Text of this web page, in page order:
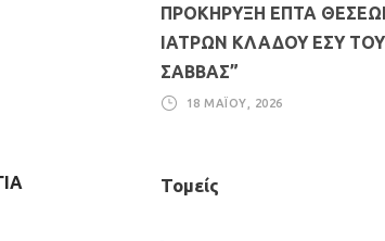
ΠΡΟΚΗΡΥΞΗ ΕΠΤΑ
ΙΑΤΡΩΝ ΚΛΑΔΟΥ ΕΣΥ
ΣΑΒΒΑΣ”
18 ΜΑΪ́ΟΥ, 2026
Τομείς